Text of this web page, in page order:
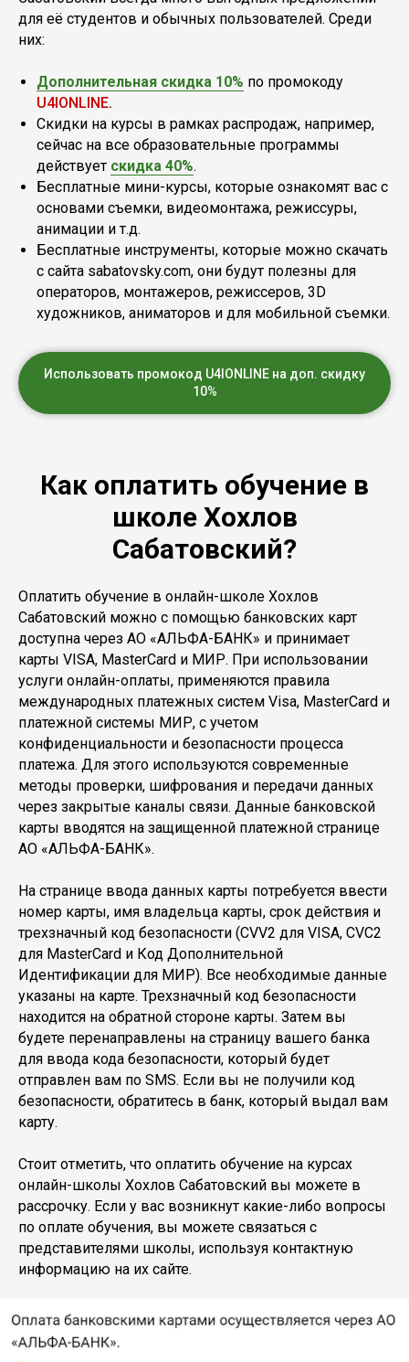
для её студентов и обычных пользователей. Среди
них:
Дополнительная скидка 10% по промокоду
U4IONLINE.
Скидки на курсы в рамках распродаж, например,
сейчас на все образовательные программы
действует скидка 40%.
Бесплатные мини-курсы, которые ознакомят вас с
основами съемки, видеомонтажа, режиссуры,
анимации и т.д.
Бесплатные инструменты, которые можно скачать
с сайта sabatovsky.com, они будут полезны для
операторов, монтажеров, режиссеров, 3D
художников, аниматоров и для мобильной съемки.
Использовать промокод U4IONLINE на доп. скидку
10%
Как оплатить обучение в
школе Хохлов
Сабатовский?
Оплатить обучение в онлайн-школе Хохлов
Сабатовский можно с помощью банковских карт
доступна через АО «АЛЬФА-БАНК» и принимает
карты VISA, MasterCard и МИР. При использовании
услуги онлайн-оплаты, применяются правила
международных платежных систем Visa, MasterCard и
платежной системы МИР, с учетом
конфиденциальности и безопасности процесса
платежа. Для этого используются современные
методы проверки, шифрования и передачи данных
через закрытые каналы связи. Данные банковской
карты вводятся на защищенной платежной странице
АО «АЛЬФА-БАНК».
На странице ввода данных карты потребуется ввести
номер карты, имя владельца карты, срок действия и
трехзначный код безопасности (CVV2 для VISA, CVC2
для MasterCard и Код Дополнительной
Идентификации для МИР). Все необходимые данные
указаны на карте. Трехзначный код безопасности
находится на обратной стороне карты. Затем вы
будете перенаправлены на страницу вашего банка
для ввода кода безопасности, который будет
отправлен вам по SMS. Если вы не получили код
безопасности, обратитесь в банк, который выдал вам
карту.
Стоит отметить, что оплатить обучение на курсах
онлайн-школы Хохлов Сабатовский вы можете в
рассрочку. Если у вас возникнут какие-либо вопросы
по оплате обучения, вы можете связаться с
представителями школы, используя контактную
информацию на их сайте.